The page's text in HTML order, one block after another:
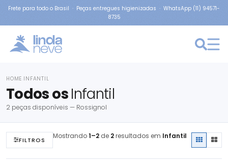
Frete para todo o Brasil · Peças entregues higienizadas · WhatsApp (11) 94571-
8735
HOME INFANTIL
Todos osInfantil
2 peças disponíveis — Rossignol
FILTROS Mostrando1–2 de 2resultados em Infantil